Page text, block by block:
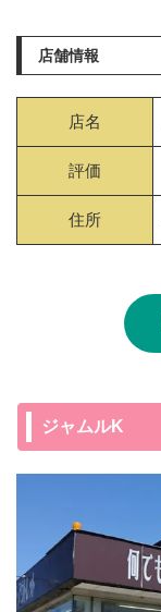
店舗情報
店名
評価
住所
ジャムルK